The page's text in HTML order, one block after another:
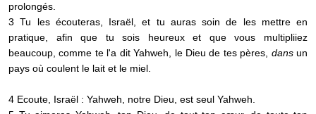
prolongés.
3 Tu les écouteras, Israël, et tu auras soin de les mettre en
pratique, afin que tu sois heureux et que vous multipliiez
beaucoup, comme te l'a dit Yahweh, le Dieu de tes pères, dansun
pays où coulent le lait et le miel.
4 Ecoute, Israël : Yahweh, notre Dieu, est seul Yahweh.